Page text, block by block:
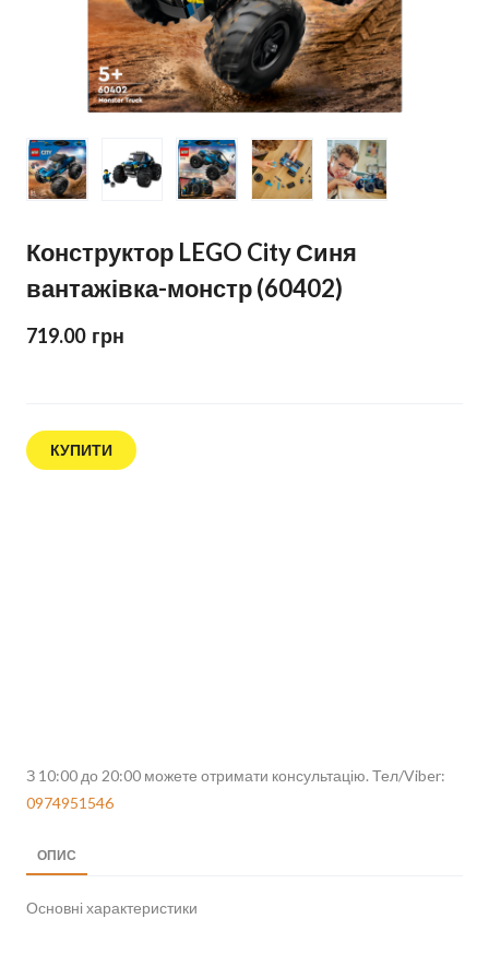
Конструктор LEGO City Синя
вантажівка-монстр (60402)
719.00  грн
КУПИТИ
З 10:00 до 20:00 можете отримати консультацію. Тел/Viber:
0974951546
ОПИС
Основні характеристики